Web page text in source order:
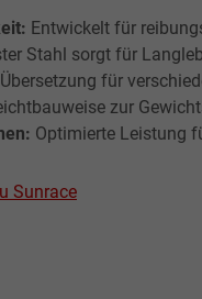
Entwickelt für
Stahl sorgt für
für
zur
Optimierte Leistung
Sunrace